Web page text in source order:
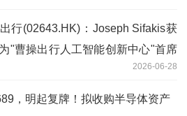
行(02643.HK)：Joseph Sifakis获
"曹操出行人工智能创新中心"首席
2026-06-28
，明起复牌！拟收购半导体资产